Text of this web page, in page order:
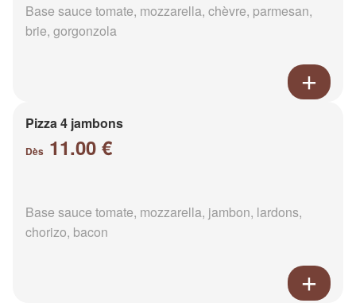
Base sauce tomate, mozzarella, chèvre, parmesan,
brie, gorgonzola
Pizza 4 jambons
Dès 11.00 €
Base sauce tomate, mozzarella, jambon, lardons,
chorizo, bacon